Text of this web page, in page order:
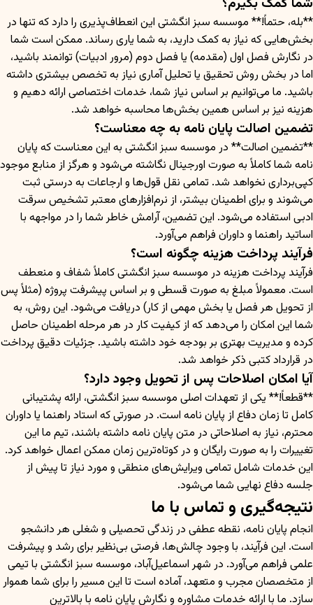
شما کمک بگیرم؟
**بله، حتماً!** موسسه سبز انگشتی این انعطاف‌پذیری را دارد که تنها در
بخش‌هایی که نیاز به کمک دارید، به شما یاری رساند. ممکن است شما
در نگارش فصل اول (مقدمه) یا فصل دوم (مرور ادبیات) توانمند باشید،
اما در بخش روش تحقیق یا تحلیل آماری نیاز به تخصص بیشتری داشته
باشید. ما می‌توانیم بر اساس نیاز شما، خدمات اختصاصی ارائه دهیم و
هزینه نیز بر اساس همین بخش‌ها محاسبه خواهد شد.
تضمین اصالت پایان نامه به چه معناست؟
**تضمین اصالت** در موسسه سبز انگشتی به این معناست که پایان
نامه شما کاملاً به صورت اورجینال نگاشته می‌شود و هرگز از منابع موجود
کپی‌برداری نخواهد شد. تمامی نقل قول‌ها و ارجاعات به درستی ثبت
می‌شوند و برای اطمینان بیشتر، از نرم‌افزارهای معتبر تشخیص سرقت
ادبی استفاده می‌شود. این تضمین، آرامش خاطر شما را در مواجهه با
اساتید راهنما و داوران فراهم می‌آورد.
فرآیند پرداخت هزینه چگونه است؟
فرآیند پرداخت هزینه در موسسه سبز انگشتی کاملاً شفاف و منعطف
است. معمولاً مبلغ به صورت قسطی و بر اساس پیشرفت پروژه (مثلاً پس
از تحویل هر فصل یا بخش مهمی از کار) دریافت می‌شود. این روش، به
شما این امکان را می‌دهد که از کیفیت کار در هر مرحله اطمینان حاصل
کرده و مدیریت بهتری بر بودجه خود داشته باشید. جزئیات دقیق پرداخت
در قرارداد کتبی ذکر خواهد شد.
آیا امکان اصلاحات پس از تحویل وجود دارد؟
**قطعاً!** یکی از تعهدات اصلی موسسه سبز انگشتی، ارائه پشتیبانی
کامل تا زمان دفاع از پایان نامه است. در صورتی که استاد راهنما یا داوران
محترم، نیاز به اصلاحاتی در متن پایان نامه داشته باشند، تیم ما این
تغییرات را به صورت رایگان و در کوتاه‌ترین زمان ممکن اعمال خواهد کرد.
این خدمات شامل تمامی ویرایش‌های منطقی و مورد نیاز تا پیش از
جلسه دفاع نهایی شما می‌شود.
نتیجه‌گیری و تماس با ما
انجام پایان نامه، نقطه عطفی در زندگی تحصیلی و شغلی هر دانشجو
است. این فرآیند، با وجود چالش‌ها، فرصتی بی‌نظیر برای رشد و پیشرفت
علمی فراهم می‌آورد. در شهر اسماعیل‌آباد، موسسه سبز انگشتی با تیمی
از متخصصان مجرب و متعهد، آماده است تا این مسیر را برای شما هموار
سازد. ما با ارائه خدمات مشاوره و نگارش پایان نامه با بالاترین